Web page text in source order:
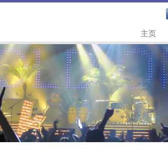
主页